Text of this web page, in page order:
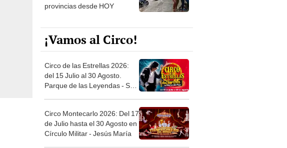
provincias desde HOY
¡Vamos al Circo!
Circo de las Estrellas 2026:
del 15 Julio al 30 Agosto.
Parque de las Leyendas - San
Circo Montecarlo 2026: Del 17
de Julio hasta el 30 Agosto en
Círculo Militar - Jesús María